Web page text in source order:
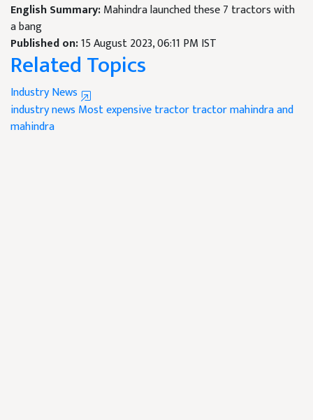
English Summary:Mahindra launched these 7 tractors with
a bang
Published on:15 August 2023, 06:11 PM IST
Related Topics
Industry News
industry news Most expensive tractortractormahindra and
mahindra